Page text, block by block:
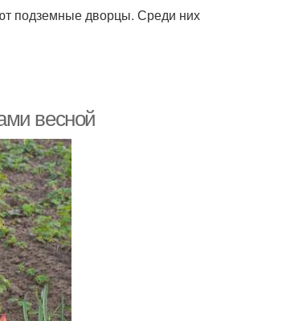
подземные дворцы. Среди них
весной